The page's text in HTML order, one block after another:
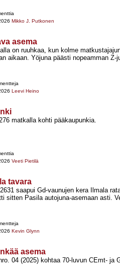
Mikko J. Putkonen
asema
on ruuhkaa, kun kolme
aikaan. Yöjuna päästi nopeamman Z-​
Leevi Heino
matkalla kohti pääkaupunkia.
Veeti Pietilä
tavara
saapui Gd-​vaunujen kera Ilmala
sitten Pasila autojuna-​asemaan asti.
Kevin Glynn
asema
04 (2025) kohtaa 70-​luvun CEmt-​ ja